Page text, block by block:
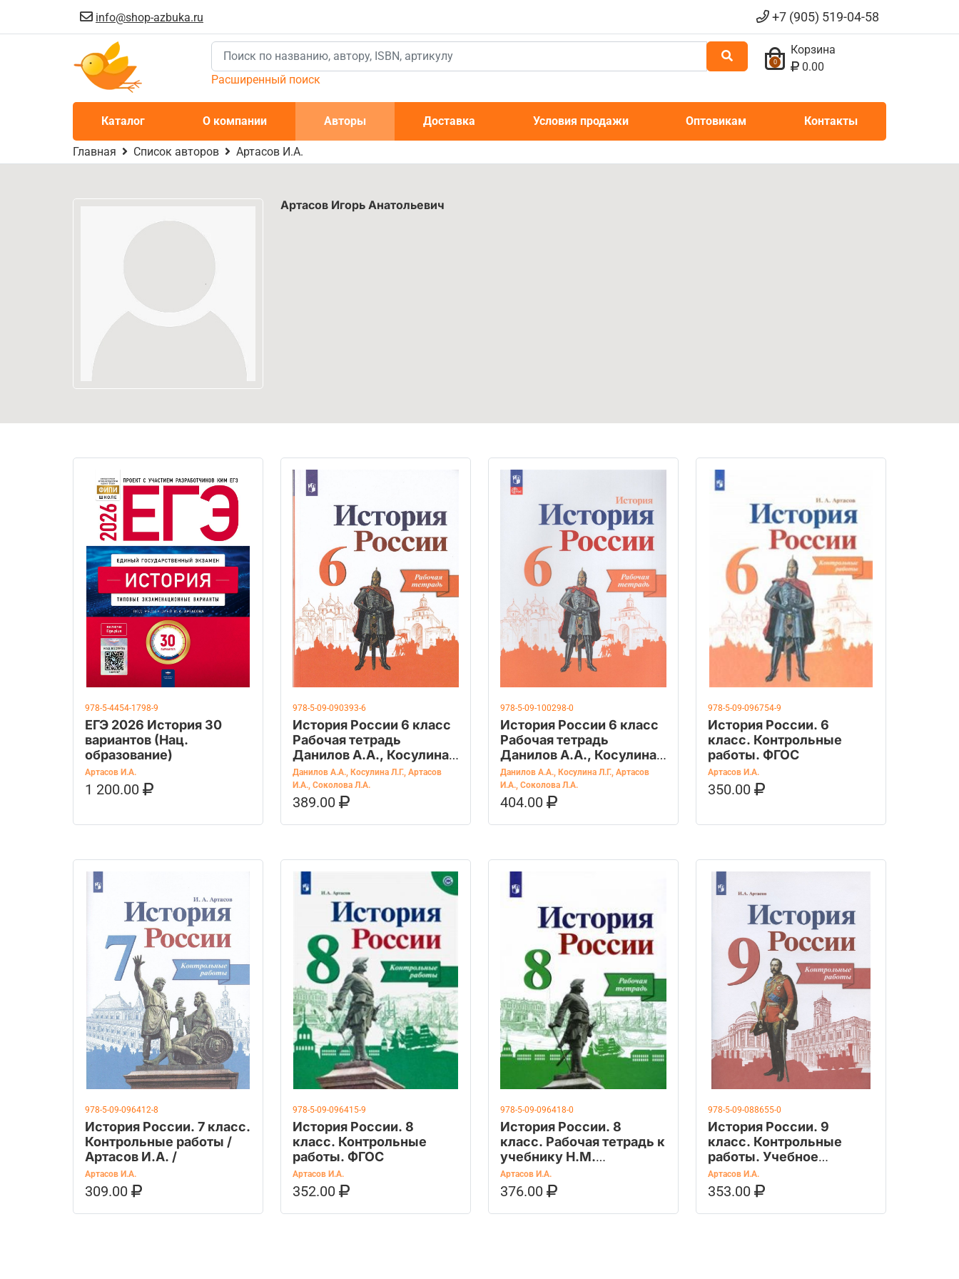
info@shop-azbuka.ru +7 (905) 519-04-58
Расширенный поиск
0
Корзина
0.00
Каталог О компании Авторы Доставка Условия продажи Оптовикам Контакты
Главная Список авторов Артасов И.А.
Артасов Игорь Анатольевич
978-5-4454-1798-9
ЕГЭ 2026 История 30
вариантов (Нац.
образование)
Артасов И.А.
1 200.00
В КОРЗИНУ
978-5-09-090393-6
История России 6 класс
Рабочая тетрадь
Данилов А.А., Косулина
Л.Г.
Данилов А.А., Косулина Л.Г., Артасов
И.А., Соколова Л.А.
389.00
В КОРЗИНУ
978-5-09-100298-0
История России 6 класс
Рабочая тетрадь
Данилов А.А., Косулина
Л.Г., Артасов И.А.
Данилов А.А., Косулина Л.Г., Артасов
И.А., Соколова Л.А.
404.00
В КОРЗИНУ
978-5-09-096754-9
История России. 6
класс. Контрольные
работы. ФГОС
Артасов И.А.
350.00
В КОРЗИНУ
978-5-09-096412-8
История России. 7 класс.
Контрольные работы /
Артасов И.А. /
Артасов И.А.
309.00
В КОРЗИНУ
978-5-09-096415-9
История России. 8
класс. Контрольные
работы. ФГОС
Артасов И.А.
352.00
В КОРЗИНУ
978-5-09-096418-0
История России. 8
класс. Рабочая тетрадь к
учебнику Н.М.
Арсентьева, А.А.
Данилова. ФГОС
Артасов И.А.
376.00
В КОРЗИНУ
978-5-09-088655-0
История России. 9
класс. Контрольные
работы. Учебное
пособие
Артасов И.А.
353.00
В КОРЗИНУ